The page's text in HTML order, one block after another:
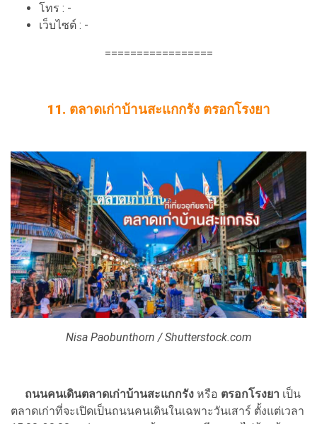
โทร : -
เว็บไซต์ : -
=================
11. ตลาดเก่าบ้านสะแกกรัง ตรอกโรงยา
Nisa Paobunthorn / Shutterstock.com
ถนนคนเดินตลาดเก่าบ้านสะแกกรัง หรือ ตรอกโรงยา เป็น
ตลาดเก่าที่จะเปิดเป็นถนนคนเดินในเฉพาะวันเสาร์ ตั้งแต่เวลา